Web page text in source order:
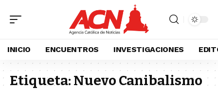
INICIO ENCUENTROS INVESTIGACIONES
Etiqueta: Nuevo Canibalismo